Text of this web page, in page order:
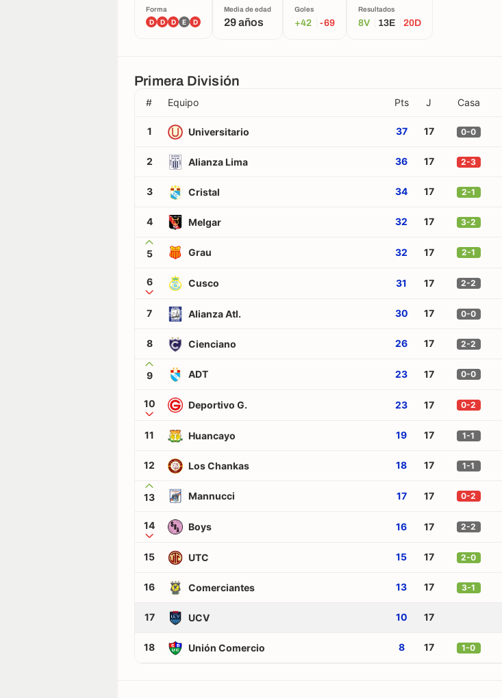
Forma
D D D E D
Media de edad
29 años
Goles
+42 -69
Resultados
8V 13E 20D
Primera División
# Equipo Pts J Casa
1 Universitario 37 17 0-0
2 Alianza Lima 36 17 2-3
3 Cristal 34 17 2-1
4 Melgar 32 17 3-2
5 Grau 32 17 2-1
6 Cusco 31 17 2-2
7 Alianza Atl. 30 17 0-0
8 Cienciano 26 17 2-2
9 ADT 23 17 0-0
10 Deportivo G. 23 17 0-2
11 Huancayo 19 17 1-1
12 Los Chankas 18 17 1-1
13 Mannucci 17 17 0-2
14 Boys 16 17 2-2
15 UTC 15 17 2-0
16 Comerciantes 13 17 3-1
17 UCV 10 17
18 Unión Comercio 8 17 1-0